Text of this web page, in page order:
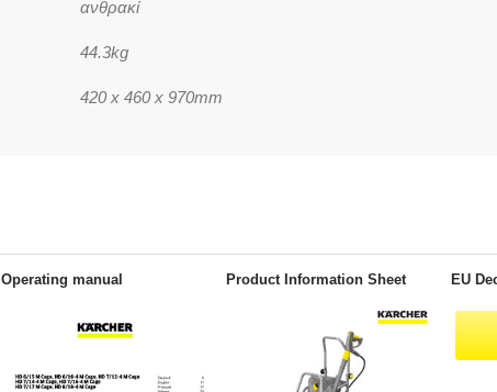
ανθρακί
44.3kg
420 x 460 x 970mm
Operating manual Product Information Sheet EU